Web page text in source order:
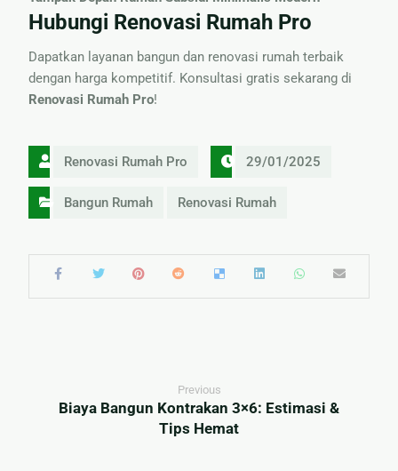
Hubungi Renovasi Rumah Pro
Dapatkan layanan bangun dan renovasi rumah terbaik
dengan harga kompetitif. Konsultasi gratis sekarang di
Renovasi Rumah Pro!
Renovasi Rumah Pro 29/01/2025
Bangun Rumah Renovasi Rumah
Previous
Biaya Bangun Kontrakan 3×6: Estimasi &
Tips Hemat